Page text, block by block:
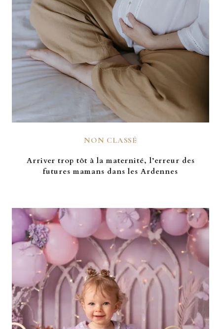
NON CLASSÉ
Arriver trop tôt à la maternité, l’erreur des
futures mamans dans les Ardennes